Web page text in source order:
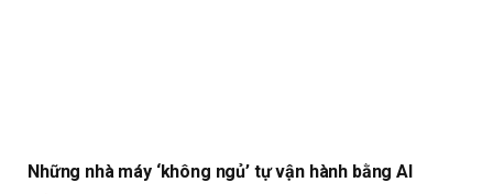
Những nhà máy ‘không ngủ’ tự vận hành bằng AI